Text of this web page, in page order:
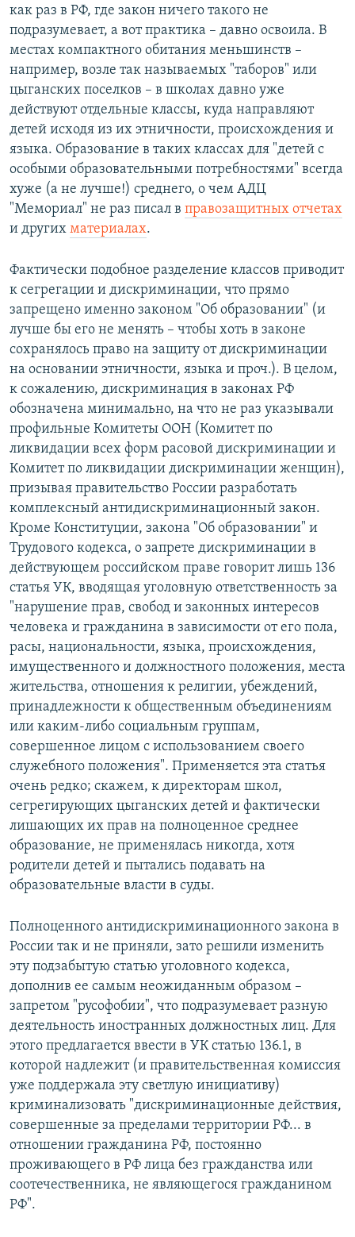
как раз в РФ, где закон ничего такого не
подразумевает, а вот практика – давно освоила. В
местах компактного обитания меньшинств –
например, возле так называемых "таборов" или
цыганских поселков – в школах давно уже
действуют отдельные классы, куда направляют
детей исходя из их этничности, происхождения и
языка. Образование в таких классах для "детей с
особыми образовательными потребностями" всегда
хуже (а не лучше!) среднего, о чем АДЦ
"Мемориал" не раз писал в правозащитных отчетах
и других материалах.
Фактически подобное разделение классов приводит
к сегрегации и дискриминации, что прямо
запрещено именно законом "Об образовании" (и
лучше бы его не менять – чтобы хоть в законе
сохранялось право на защиту от дискриминации
на основании этничности, языка и проч.). В целом,
к сожалению, дискриминация в законах РФ
обозначена минимально, на что не раз указывали
профильные Комитеты ООН (Комитет по
ликвидации всех форм расовой дискриминации и
Комитет по ликвидации дискриминации женщин),
призывая правительство России разработать
комплексный антидискриминационный закон.
Кроме Конституции, закона "Об образовании" и
Трудового кодекса, о запрете дискриминации в
действующем российском праве говорит лишь 136
статья УК, вводящая уголовную ответственность за
"нарушение прав, свобод и законных интересов
человека и гражданина в зависимости от его пола,
расы, национальности, языка, происхождения,
имущественного и должностного положения, места
жительства, отношения к религии, убеждений,
принадлежности к общественным объединениям
или каким-либо социальным группам,
совершенное лицом с использованием своего
служебного положения". Применяется эта статья
очень редко; скажем, к директорам школ,
сегрегирующих цыганских детей и фактически
лишающих их прав на полноценное среднее
образование, не применялась никогда, хотя
родители детей и пытались подавать на
образовательные власти в суды.
Полноценного антидискриминационного закона в
России так и не приняли, зато решили изменить
эту подзабытую статью уголовного кодекса,
дополнив ее самым неожиданным образом –
запретом "русофобии", что подразумевает разную
деятельность иностранных должностных лиц. Для
этого предлагается ввести в УК статью 136.1, в
которой надлежит (и правительственная комиссия
уже поддержала эту светлую инициативу)
криминализовать "дискриминационные действия,
совершенные за пределами территории РФ... в
отношении гражданина РФ, постоянно
проживающего в РФ лица без гражданства или
соотечественника, не являющегося гражданином
РФ".